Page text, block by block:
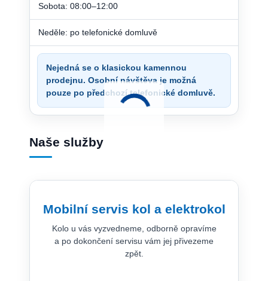
Sobota: 08:00–12:00
Neděle: po telefonické domluvě
Nejedná se o klasickou kamennou
prodejnu. Osobní návštěva je možná
pouze po předchozí telefonické domluvě.
Naše služby
Mobilní servis kol a elektrokol
Kolo u vás vyzvedneme, odborně opravíme
a po dokončení servisu vám jej přivezeme
zpět.